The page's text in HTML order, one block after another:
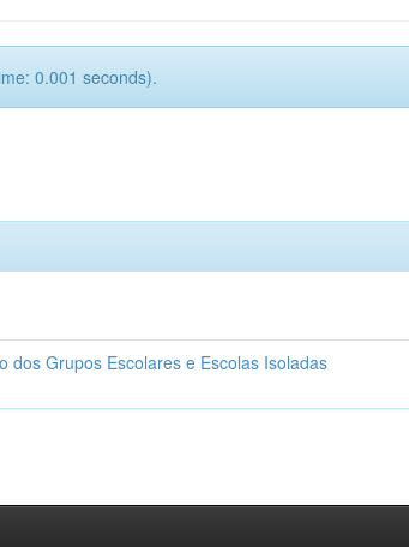
0.001 seconds).
dos Grupos Escolares e Escolas Isoladas